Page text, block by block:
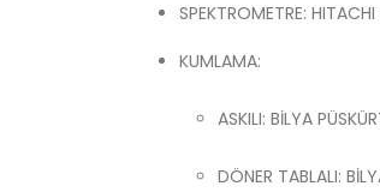
SPEKTROMETRE:
KUMLAMA:
ASKILI: BİLYA
DÖNER TABLALI: